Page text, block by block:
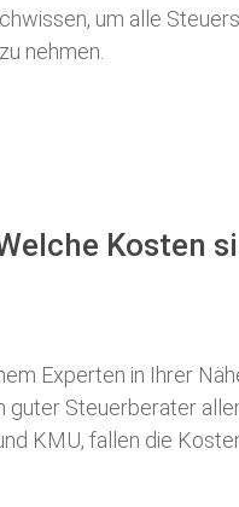
um alle
nehmen.
Kosten
Experten in Ihrer
guter Steuerberater
KMU, fallen die